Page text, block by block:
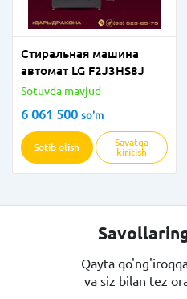
Стиральная машина
автомат LG F2J3HS8J
Sotuvda mavjud
6 061 500 so'm
Sotib olish
Savatga
kiritish
Qayta
va siz bilan tez